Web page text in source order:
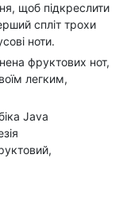
щоб підкреслити
спліт трохи
ноти.
фруктових нот,
легким,
Java